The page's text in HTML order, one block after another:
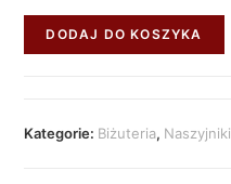
DODAJ DO KOSZYKA
Kategorie: Biżuteria, Naszyjniki